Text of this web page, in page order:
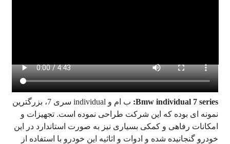
Bmw individual 7 series:
ب ام و individual سری 7، بزرگترین
نمونه ‌ای بوده که این شرکت طراحی نموده است. تجهیزات و
امکانات رفاهی و کمکی بسیاری نیز به صورت استاندارد در این
خودرو گنجانیده شده و ادوات و اثاثیه این خودرو با استفاده از